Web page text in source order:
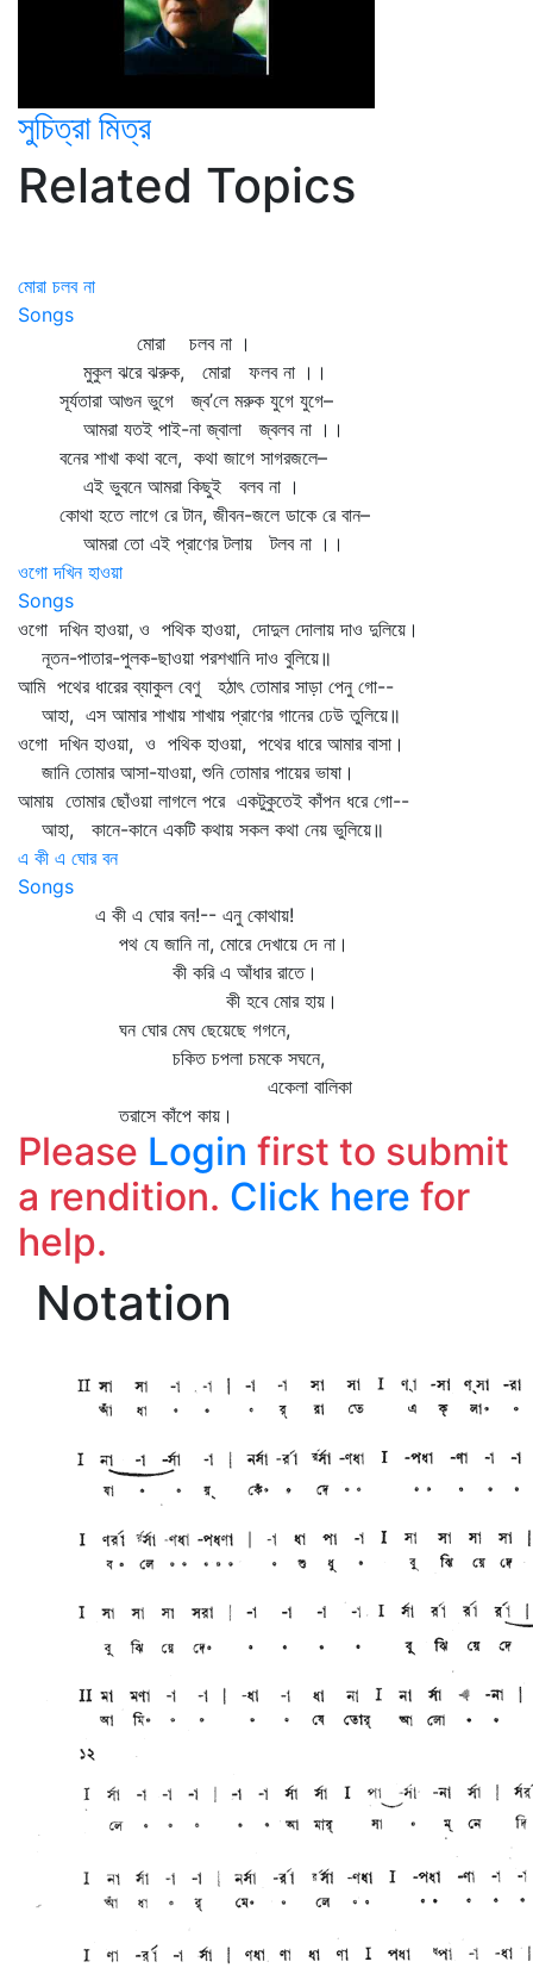
সুচিত্রা মিত্র
Related Topics
মোরা চলব না
Songs
মোরা চলব না ।
মুকুল ঝরে ঝরুক, মোরা ফলব না ।।
সূর্যতারা আগুন ভুগে জ্ব’লে মরুক যুগে যুগে–
আমরা যতই পাই-না জ্বালা জ্বলব না ।।
বনের শাখা কথা বলে, কথা জাগে সাগরজলে–
এই ভুবনে আমরা কিছুই বলব না ।
কোথা হতে লাগে রে টান, জীবন-জলে ডাকে রে বান–
আমরা তো এই প্রাণের টলায় টলব না ।।
ওগো দখিন হাওয়া
Songs
ওগো দখিন হাওয়া, ও পথিক হাওয়া, দোদুল দোলায় দাও দুলিয়ে।
নূতন-পাতার-পুলক-ছাওয়া পরশখানি দাও বুলিয়ে॥
আমি পথের ধারের ব্যাকুল বেণু হঠাৎ তোমার সাড়া পেনু গো--
আহা, এস আমার শাখায় শাখায় প্রাণের গানের ঢেউ তুলিয়ে॥
ওগো দখিন হাওয়া, ও পথিক হাওয়া, পথের ধারে আমার বাসা।
জানি তোমার আসা-যাওয়া, শুনি তোমার পায়ের ভাষা।
আমায় তোমার ছোঁওয়া লাগলে পরে একটুকুতেই কাঁপন ধরে গো--
আহা, কানে-কানে একটি কথায় সকল কথা নেয় ভুলিয়ে॥
এ কী এ ঘোর বন
Songs
এ কী এ ঘোর বন!-- এনু কোথায়!
পথ যে জানি না, মোরে দেখায়ে দে না।
কী করি এ আঁধার রাতে।
কী হবে মোর হায়।
ঘন ঘোর মেঘ ছেয়েছে গগনে,
চকিত চপলা চমকে সঘনে,
একেলা বালিকা
তরাসে কাঁপে কায়।
Please Login first to submit
a rendition. Click here for
help.
Notation